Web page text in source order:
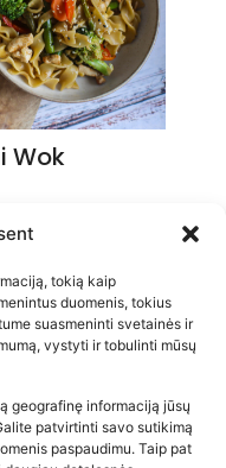
tokią kaip
duomenis, tokius
suasmeninti svetainės ir
vystyti ir tobulinti mūsų
geografinę informaciją jūsų
patvirtinti savo sutikimą
paspaudimu. Taip pat
Wok